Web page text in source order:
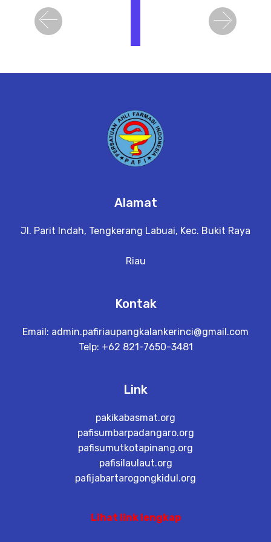
Previous Next
Alamat
Jl. Parit Indah, Tengkerang Labuai, Kec. Bukit Raya
Riau
Kontak
Email: admin.pafiriaupangkalankerinci@gmail.com
Telp: +62 821-7650-3481
Link
pakikabasmat.org
pafisumbarpadangaro.org
pafisumutkotapinang.org
pafisilaulaut.org
pafijabartarogongkidul.org
Lihat link lengkap